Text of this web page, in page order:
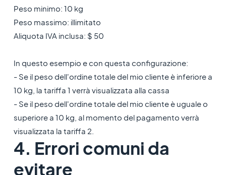
Peso minimo: 10 kg
Peso massimo: illimitato
Aliquota IVA inclusa: $ 50
In questo esempio e con questa configurazione:
- Se il peso dell'ordine totale del mio cliente è inferiore a
10 kg, la tariffa 1 verrà visualizzata alla cassa
- Se il peso dell'ordine totale del mio cliente è uguale o
superiore a 10 kg, al momento del pagamento verrà
visualizzata la tariffa 2.
4. Errori comuni da
evitare